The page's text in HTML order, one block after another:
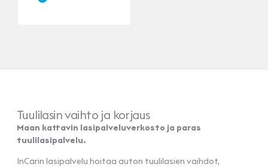
Tuulilasin vaihto ja korjaus
Maan kattavin lasipalveluverkosto ja paras
tuulilasipalvelu.
InCarin lasipalvelu hoitaa auton tuulilasien vaihdot,